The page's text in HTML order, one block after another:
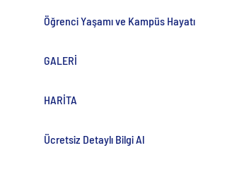
Öğrenci Yaşamı ve Kampüs Hayatı
GALERİ
HARİTA
Ücretsiz Detaylı Bilgi Al